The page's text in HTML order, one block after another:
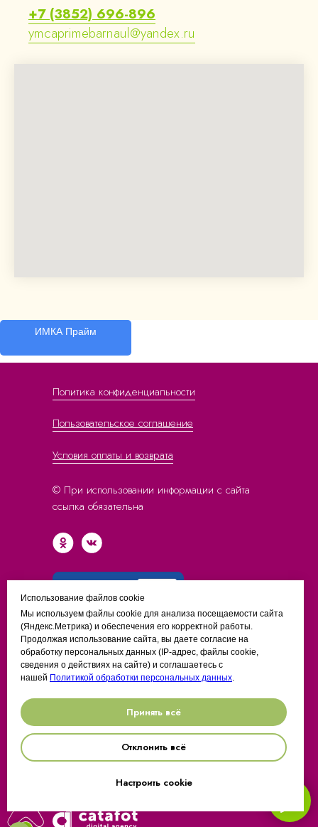
+7 (3852) 696-896
ymcaprimebarnaul@yandex.ru
ИМКА Прайм
Использование файлов cookie
Мы используем файлы cookie для анализа посещаемости сайта
(Яндекс.Метрика) и обеспечения его корректной работы.
Продолжая использование сайта, вы даете согласие на
обработку персональных данных (IP-адрес, файлы cookie,
сведения о действиях на сайте) и соглашаетесь с
нашей Политикой обработки персональных данных
Принять всё
Отклонить всё
Настроить cookie
© При использовании информации с сайта
ссылка обязательна
Политика конфиденциальности
ИП Гоберник Ольга Анатольевна
ИНН 226320576258
ОГРНИП 320222500024432
Разработано при поддержке Алтайского
Разработка сайта
Условия оплаты и возврата
Пользовательское соглашение